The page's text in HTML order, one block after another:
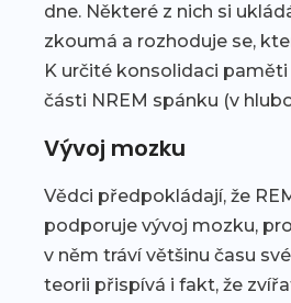
dne. Některé z nich si
zkoumá a rozhoduje se,
K určité konsolidaci
části NREM spánku (v
Vývoj mozku
Vědci předpokládají, že
podporuje vývoj mozku,
v něm tráví většinu času
teorii přispívá i fakt, že